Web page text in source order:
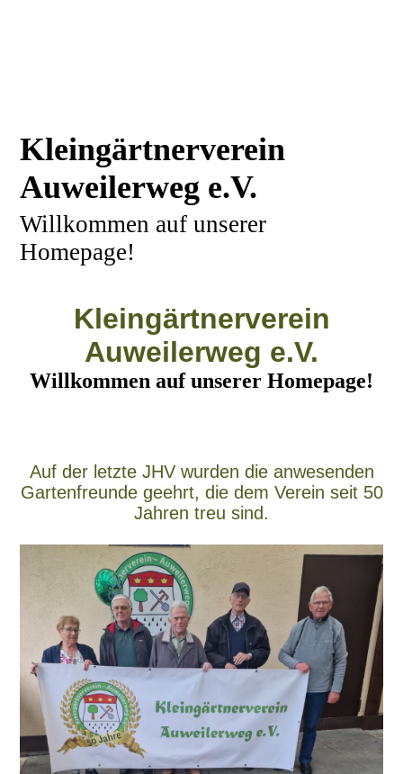
Kleingärtnerverein
Auweilerweg e.V.
Willkommen auf unserer
Homepage!
Kleingärtnerverein
Auweilerweg e.V.
Willkommen auf unserer Homepage!
Auf der letzte JHV wurden die anwesenden
Gartenfreunde geehrt, die dem Verein seit 50
Jahren treu sind.